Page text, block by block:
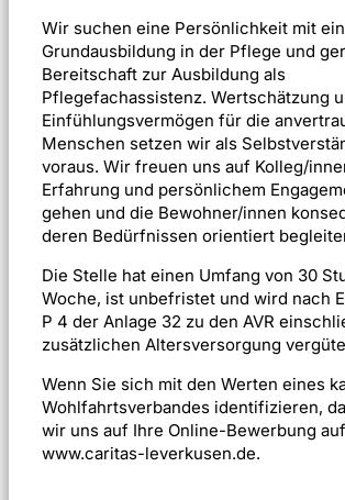
Wir suchen eine Persönlichkeit mit
Grundausbildung in der Pflege und
Bereitschaft zur Ausbildung als
Pflegefachassistenz. Wertschätzung
Einfühlungsvermögen für die
Menschen setzen wir als
voraus. Wir freuen uns auf Kolleg/
Erfahrung und persönlichem
gehen und die Bewohner/innen
deren Bedürfnissen orientiert
Die Stelle hat einen Umfang von 30
Woche, ist unbefristet und wird nach
P 4 der Anlage 32 zu den AVR
zusätzlichen Altersversorgung
Wenn Sie sich mit den Werten eines
Wohlfahrtsverbandes identifizieren,
wir uns auf Ihre Online-Bewerbung auf
www.caritas-leverkusen.de.